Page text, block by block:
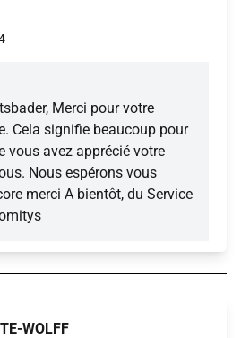
Merci pour votre
Cela signifie beaucoup pour
vous avez apprécié votre
Nous espérons vous
merci A bientôt, du Service
WOLFF